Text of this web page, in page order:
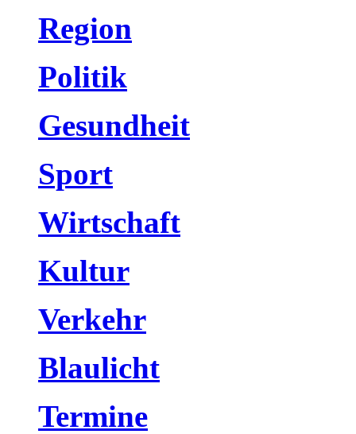
Region
Politik
Gesundheit
Sport
Wirtschaft
Kultur
Verkehr
Blaulicht
Termine